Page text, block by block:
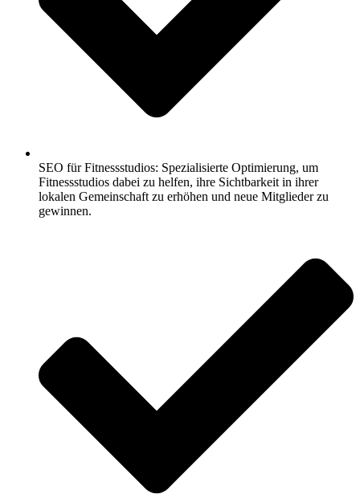
SEO für Fitnessstudios: Spezialisierte Optimierung, um
Fitnessstudios dabei zu helfen, ihre Sichtbarkeit in ihrer
lokalen Gemeinschaft zu erhöhen und neue Mitglieder zu
gewinnen.